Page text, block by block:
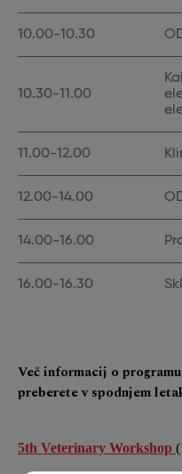
10.00-10.30
10.30-11.00
11.00-12.00
12.00-14.00
14.00-16.00
16.00-16.30
Več informacij o
preberete v spodnjem
5th Veterinary Workshop